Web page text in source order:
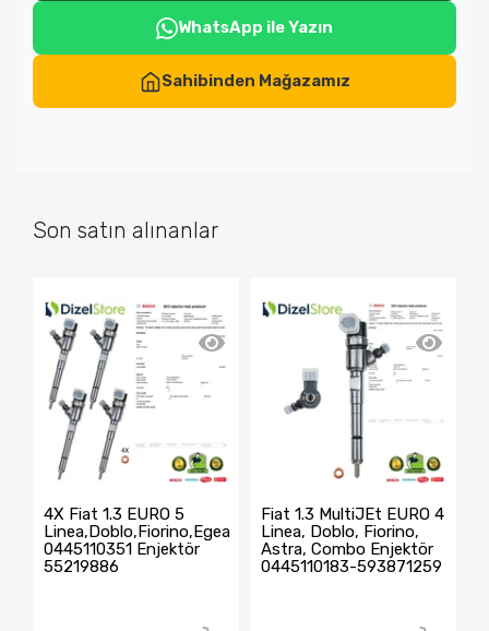
WhatsApp ile Yazın
Sahibinden Mağazamız
Son satın alınanlar
4X Fiat 1.3 EURO 5
Linea,Doblo,Fiorino,Egea
0445110351 Enjektör
55219886
Fiat 1.3 MultiJEt EURO 4
Linea, Doblo, Fiorino,
Astra, Combo Enjektör
0445110183-593871259